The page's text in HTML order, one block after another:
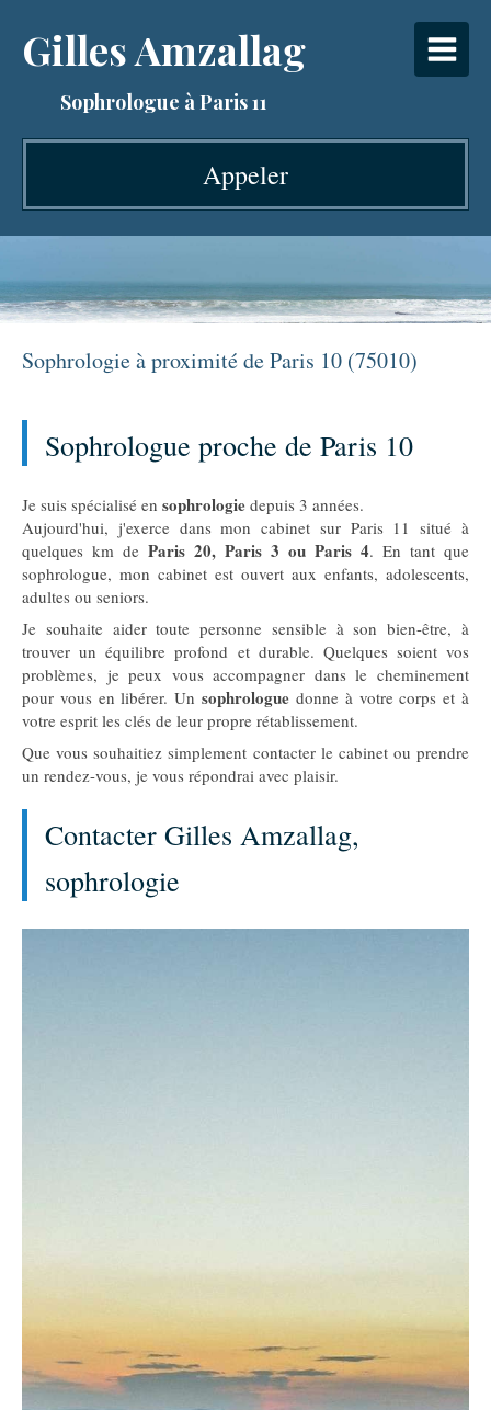
Gilles Amzallag
Sophrologue à Paris 11
Appeler
Sophrologie à proximité de Paris 10 (75010)
Sophrologue proche de Paris 10
Je suis spécialisé en sophrologie depuis 3 années.
Aujourd'hui, j'exerce dans mon cabinet sur Paris 11 situé à
quelques km de Paris 20, Paris 3 ou Paris 4. En tant que
sophrologue, mon cabinet est ouvert aux enfants, adolescents,
adultes ou seniors.
Je souhaite aider toute personne sensible à son bien-être, à
trouver un équilibre profond et durable. Quelques soient vos
problèmes, je peux vous accompagner dans le cheminement
pour vous en libérer. Unsophrologue donne à votre corps et à
votre esprit les clés de leur propre rétablissement.
Que vous souhaitiez simplement contacter le cabinet ou prendre
un rendez-vous, je vous répondrai avec plaisir.
Contacter Gilles Amzallag,
sophrologie